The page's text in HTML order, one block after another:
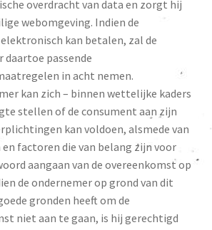
overdracht van data en zorgt hij
webomgeving. Indien de
kan betalen, zal de
daartoe passende
in acht nemen.
kan zich – binnen wettelijke kaders
stellen of de consument aan zijn
kan voldoen, alsmede van
factoren die van belang zijn voor
aangaan van de overeenkomst op
de ondernemer op grond van dit
gronden heeft om de
niet aan te gaan, is hij gerechtigd